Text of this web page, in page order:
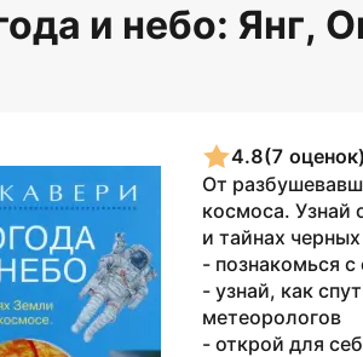
и небо: Янг,
4.8(7 оценок)
От
космоса. Узнай
и тайнах
- познакомься с
- узнай, как
метеорологов
- открой для